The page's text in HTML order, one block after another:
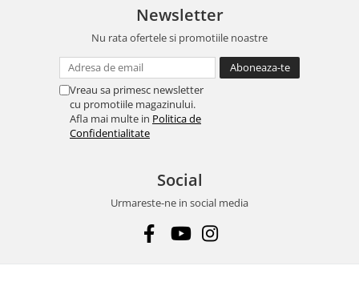
Newsletter
Nu rata ofertele si promotiile noastre
Vreau sa primesc newsletter
cu promotiile magazinului.
Afla mai multe in Politica de
Confidentialitate
Social
Urmareste-ne in social media